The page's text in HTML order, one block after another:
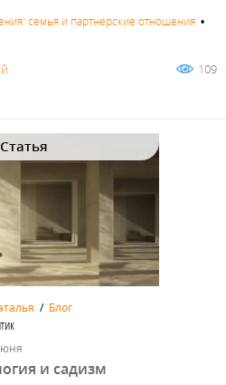
семья и партнерские отношения •
109
Статья
/ Блог
и садизм